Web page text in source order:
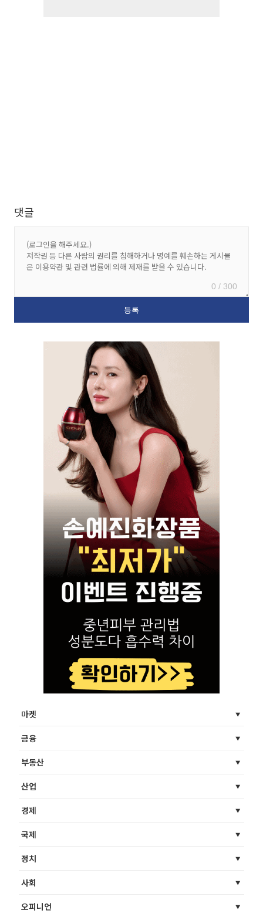
댓글
0 / 300
마켓
금융
부동산
산업
경제
국제
정치
사회
오피니언